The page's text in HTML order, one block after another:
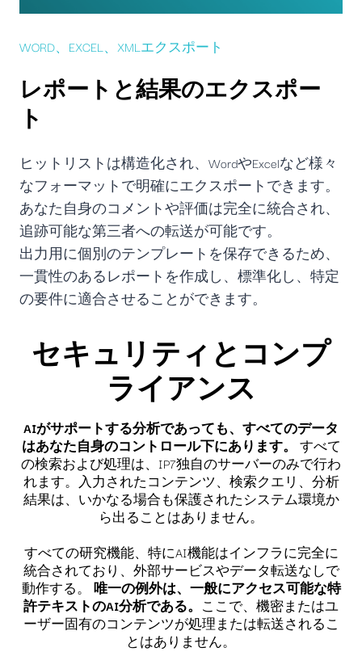
WORD、EXCEL、XMLエクスポート
レポートと結果のエクスポー
ト
ヒットリストは構造化され、WordやExcelなど様々
なフォーマットで明確にエクスポートできます。
あなた自身のコメントや評価は完全に統合され、
追跡可能な第三者への転送が可能です。
出力用に個別のテンプレートを保存できるため、
一貫性のあるレポートを作成し、標準化し、特定
の要件に適合させることができます。
セキュリティとコンプ
ライアンス
AIがサポートする分析であっても、すべてのデータ
はあなた自身のコントロール下にあります。
すべて
の検索および処理は、IP7独自のサーバーのみで行わ
れます。入力されたコンテンツ、検索クエリ、分析
結果は、いかなる場合も保護されたシステム環境か
ら出ることはありません。
すべての研究機能、特にAI機能はインフラに完全に
統合されており、外部サービスやデータ転送なしで
動作する。 唯一の例外は、一般にアクセス可能な特
許テキストのAI分析である。 ここで、機密またはユ
ーザー固有のコンテンツが処理または転送されるこ
とはありません。